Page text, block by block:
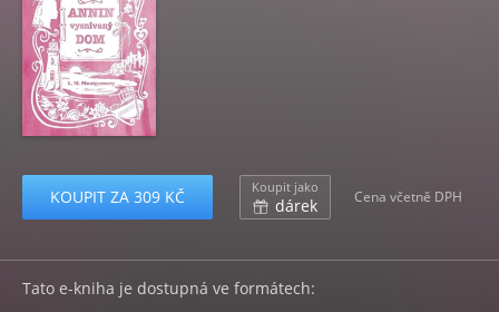
KOUPIT ZA 309 KČ Koupit jako
dárek Cena včetně DPH
Tato e-kniha je dostupná ve formátech: